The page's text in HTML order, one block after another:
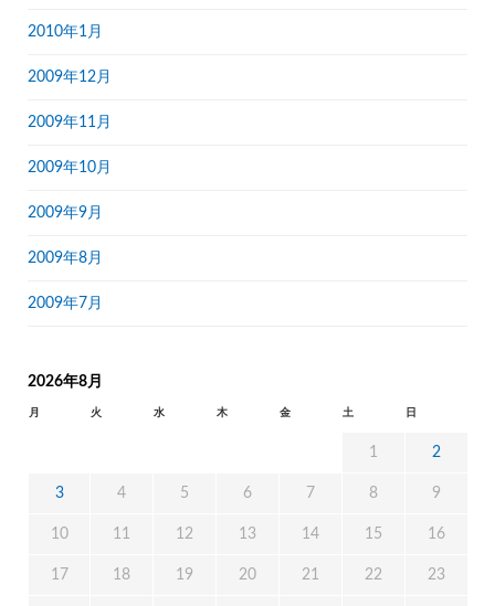
2010年1月
2009年12月
2009年11月
2009年10月
2009年9月
2009年8月
2009年7月
2026年8月
月 火 水 木 金 土 日
1 2
3 4 5 6 7 8 9
10 11 12 13 14 15 16
17 18 19 20 21 22 23